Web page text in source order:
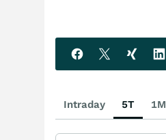
Intraday 5T 1M